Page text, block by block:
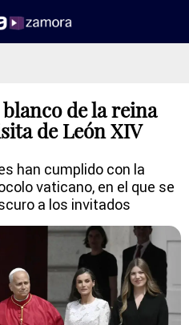
de la reina
de León XIV
han cumplido con la
vaticano, en el que se
a los invitados